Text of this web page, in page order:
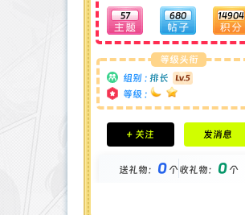
57 680 14904
等级头衔
组别 : 排长
等级 :
积分成就
钻石 : 0 颗
金币 : 0 枚
+ 关注 发消息
送礼物： 0个收礼物： 0个